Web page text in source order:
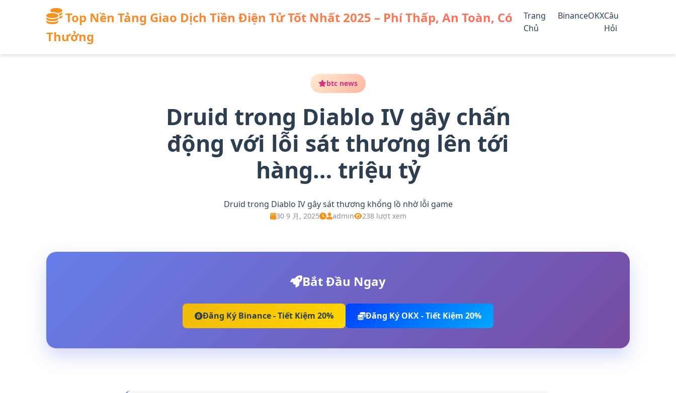
Top Nền Tảng Giao Dịch Tiền Điện Tử Tốt Nhất 2025 – Phí Thấp, An Toàn, Có
Thưởng
Trang
Chủ
BinanceOKXCâu
Hỏi
btc news
Druid trong Diablo IV gây chấn
động với lỗi sát thương lên tới
hàng… triệu tỷ
Druid trong Diablo IV gây sát thương khổng lồ nhờ lỗi game
30 9 月, 2025 admin 238 lượt xem
Bắt Đầu Ngay
Đăng Ký Binance - Tiết Kiệm 20% Đăng Ký OKX - Tiết Kiệm 20%